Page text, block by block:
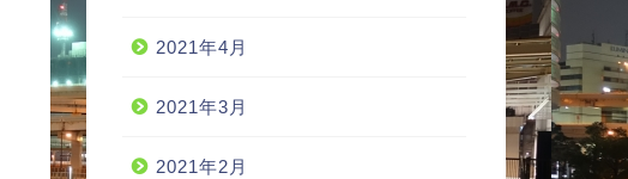
2021年4月
2021年3月
2021年2月